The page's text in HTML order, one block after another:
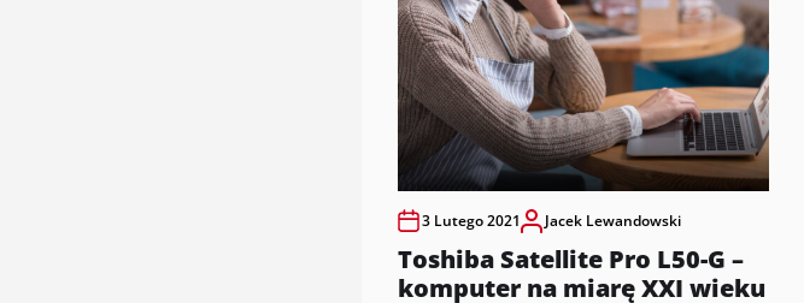
3 Lutego 2021 Jacek Lewandowski
Toshiba Satellite Pro L50-G –
komputer na miarę XXI wieku